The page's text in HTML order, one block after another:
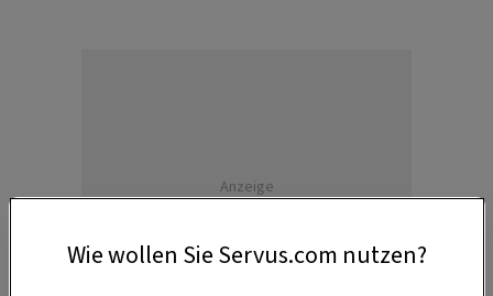
Anzeige
Wie wollen Sie Servus.com nutzen?